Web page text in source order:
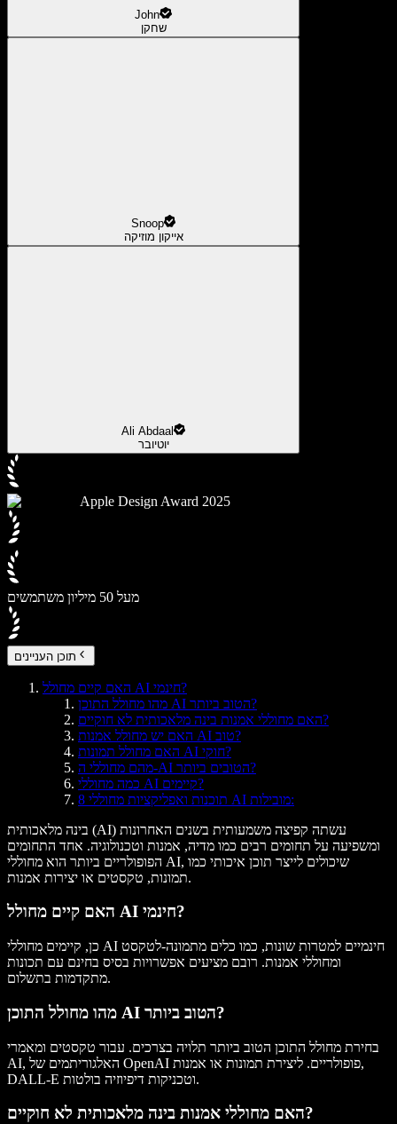
John
שחקן
Snoop
אייקון מוזיקה
Ali Abdaal
יוטיובר
Apple Design Award 2025
מעל 50 מיליון משתמשים
תוכן העניינים
האם קיים מחולל AI חינמי?
מהו מחולל התוכן AI הטוב ביותר?
האם מחוללי אמנות בינה מלאכותית לא חוקיים?
האם יש מחולל אמנות AI טוב?
האם מחולל תמונות AI חוקי?
מהם מחוללי ה-AI הטובים ביותר?
כמה מחוללי AI קיימים?
8 תוכנות ואפליקציות מחוללי AI מובילות:
בינה מלאכותית (AI) עשתה קפיצה משמעותית בשנים האחרונות
ומשפיעה על תחומים רבים כמו מדיה, אמנות וטכנולוגיה. אחד התחומים
הפופולריים ביותר הוא מחוללי AI, שיכולים לייצר תוכן איכותי כמו
תמונות, טקסטים או יצירות אמנות.
האם קיים מחולל AI חינמי?
כן, קיימים מחוללי AI חינמיים למטרות שונות, כמו כלים מתמונה-לטקסט
ומחוללי אמנות. רובם מציעים אפשרויות בסיס בחינם עם תכונות
מתקדמות בתשלום.
מהו מחולל התוכן AI הטוב ביותר?
בחירת מחולל התוכן הטוב ביותר תלויה בצרכים. עבור טקסטים ומאמרי
AI, האלגוריתמים של OpenAI פופולריים. ליצירת תמונות או אמנות,
DALL-E וטכניקות דיפיוזיה בולטות.
האם מחוללי אמנות בינה מלאכותית לא חוקיים?